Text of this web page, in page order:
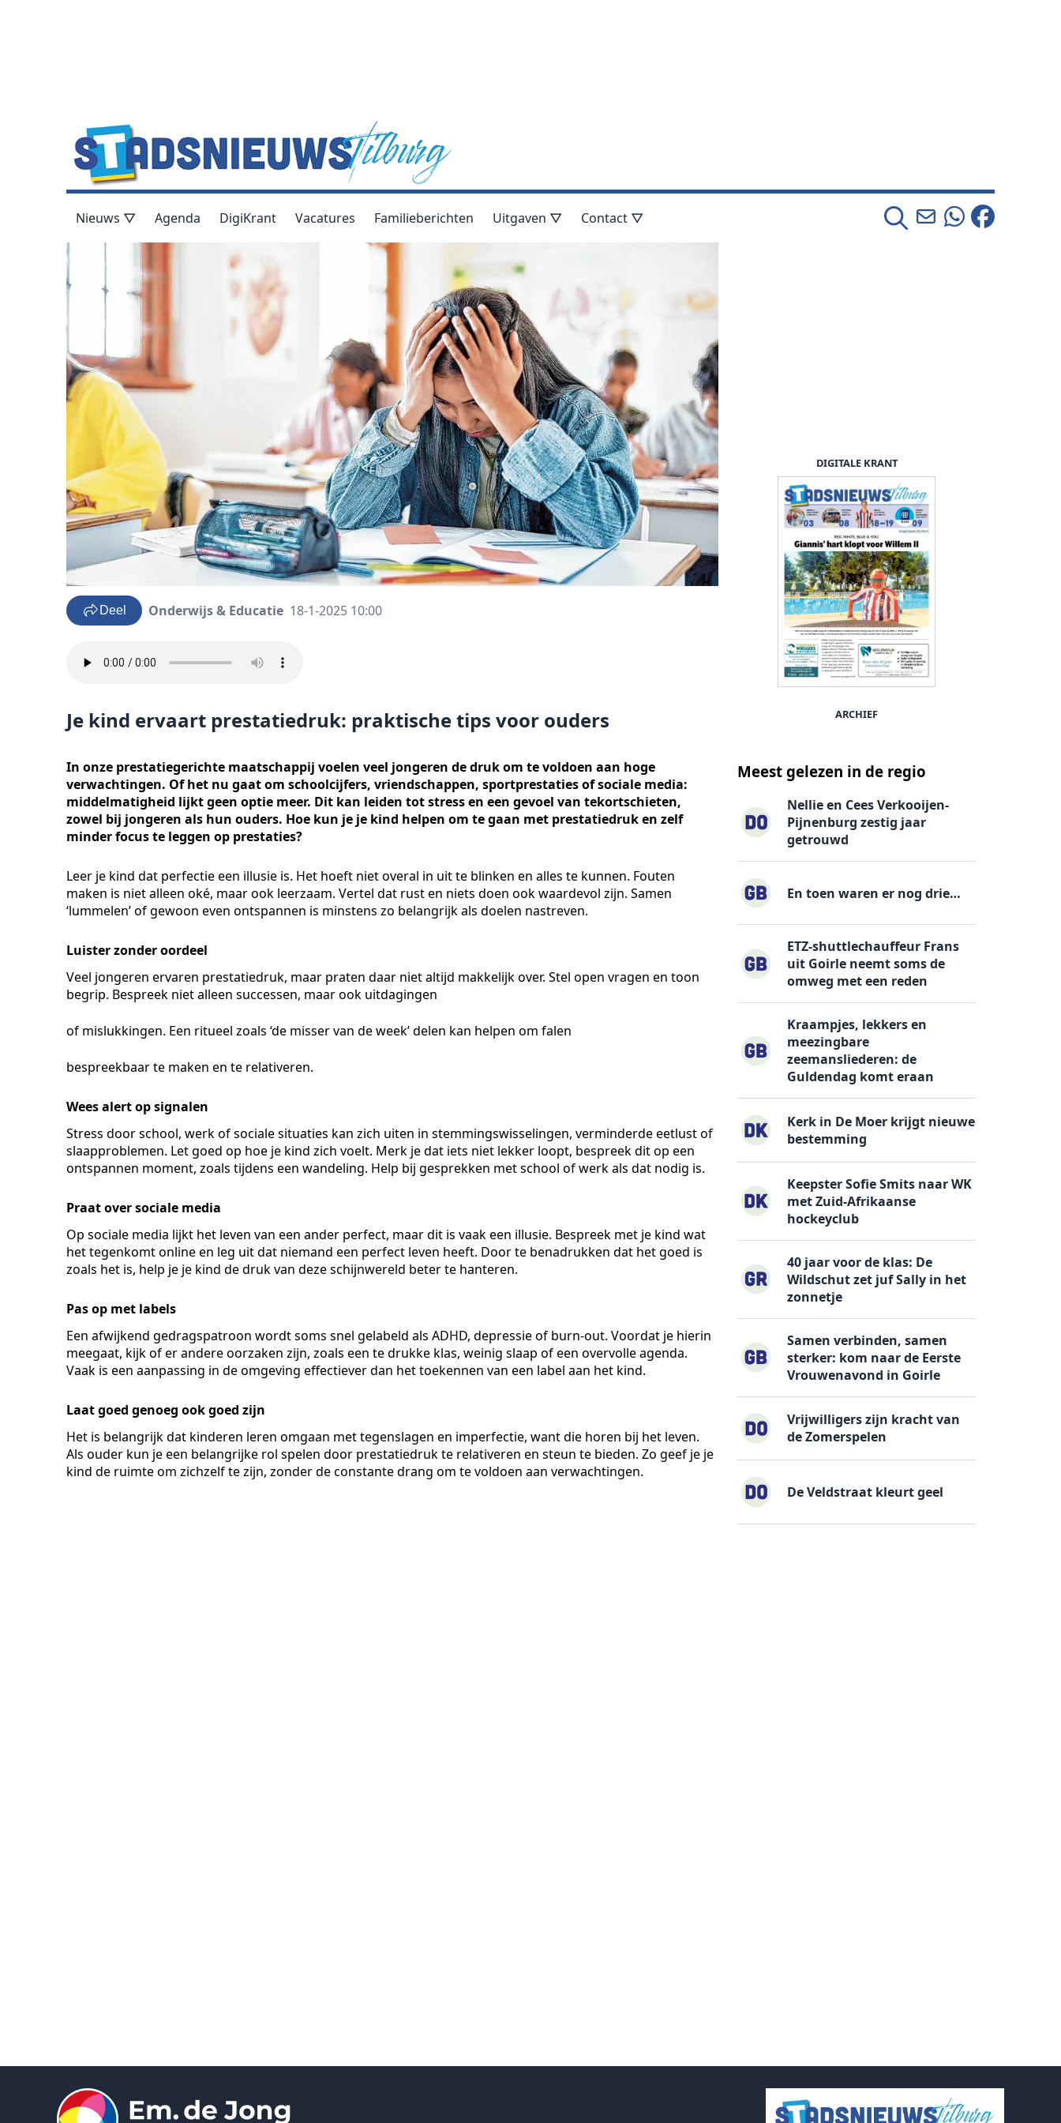
Nieuws ▽ Agenda DigiKrant Vacatures Familieberichten Uitgaven ▽ Contact ▽
Deel Onderwijs & Educatie 18-1-2025 10:00
Je kind ervaart prestatiedruk: praktische tips voor ouders
In onze prestatiegerichte maatschappij voelen veel jongeren de druk om te voldoen aan hoge
verwachtingen. Of het nu gaat om schoolcijfers, vriendschappen, sportprestaties of sociale media:
middelmatigheid lijkt geen optie meer. Dit kan leiden tot stress en een gevoel van tekortschieten,
zowel bij jongeren als hun ouders. Hoe kun je je kind helpen om te gaan met prestatiedruk en zelf
minder focus te leggen op prestaties?
Leer je kind dat perfectie een illusie is. Het hoeft niet overal in uit te blinken en alles te kunnen. Fouten
maken is niet alleen oké, maar ook leerzaam. Vertel dat rust en niets doen ook waardevol zijn. Samen
‘lummelen’ of gewoon even ontspannen is minstens zo belangrijk als doelen nastreven.
Luister zonder oordeel
Veel jongeren ervaren prestatiedruk, maar praten daar niet altijd makkelijk over. Stel open vragen en toon
begrip. Bespreek niet alleen successen, maar ook uitdagingen
of mislukkingen. Een ritueel zoals ‘de misser van de week’ delen kan helpen om falen
bespreekbaar te maken en te relativeren.
Wees alert op signalen
Stress door school, werk of sociale situaties kan zich uiten in stemmingswisselingen, verminderde eetlust of
slaapproblemen. Let goed op hoe je kind zich voelt. Merk je dat iets niet lekker loopt, bespreek dit op een
ontspannen moment, zoals tijdens een wandeling. Help bij gesprekken met school of werk als dat nodig is.
Praat over sociale media
Op sociale media lijkt het leven van een ander perfect, maar dit is vaak een illusie. Bespreek met je kind wat
het tegenkomt online en leg uit dat niemand een perfect leven heeft. Door te benadrukken dat het goed is
zoals het is, help je je kind de druk van deze schijnwereld beter te hanteren.
Pas op met labels
Een afwijkend gedragspatroon wordt soms snel gelabeld als ADHD, depressie of burn-out. Voordat je hierin
meegaat, kijk of er andere oorzaken zijn, zoals een te drukke klas, weinig slaap of een overvolle agenda.
Vaak is een aanpassing in de omgeving effectiever dan het toekennen van een label aan het kind.
Laat goed genoeg ook goed zijn
Het is belangrijk dat kinderen leren omgaan met tegenslagen en imperfectie, want die horen bij het leven.
Als ouder kun je een belangrijke rol spelen door prestatiedruk te relativeren en steun te bieden. Zo geef je je
kind de ruimte om zichzelf te zijn, zonder de constante drang om te voldoen aan verwachtingen.
DIGITALE KRANT
ARCHIEF
Meest gelezen in de regio
Nellie en Cees Verkooijen-
Pijnenburg zestig jaar
getrouwd
En toen waren er nog drie…
ETZ-shuttlechauffeur Frans
uit Goirle neemt soms de
omweg met een reden
Kraampjes, lekkers en
meezingbare
zeemansliederen: de
Guldendag komt eraan
Kerk in De Moer krijgt nieuwe
bestemming
Keepster Sofie Smits naar WK
met Zuid-Afrikaanse
hockeyclub
40 jaar voor de klas: De
Wildschut zet juf Sally in het
zonnetje
Samen verbinden, samen
sterker: kom naar de Eerste
Vrouwenavond in Goirle
Vrijwilligers zijn kracht van
de Zomerspelen
De Veldstraat kleurt geel